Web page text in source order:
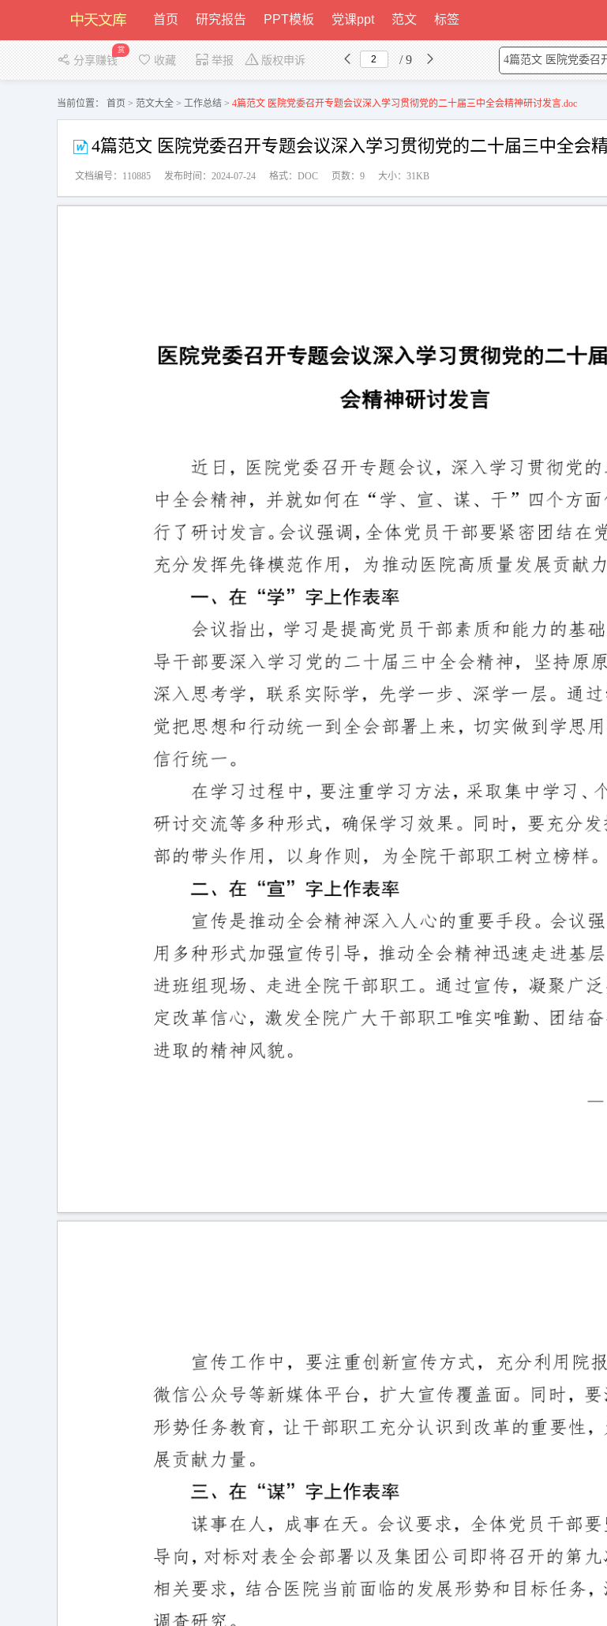
首页 研究报告 PPT模板 党课ppt 范文 标签
分享赚钱
赏
收藏 举报 版权申诉 / 9
当前位置： 首页 > 范文大全 > 工作总结 > 4篇范文 医院党委召开专题会议深入学习贯彻党的二十届三中全会精神研讨发言.doc
4篇范文 医院党委召开专题会议深入学习贯彻党的二十届三中全会
文档编号：110885 发布时间：2024-07-24 格式：DOC 页数：9 大小：31KB